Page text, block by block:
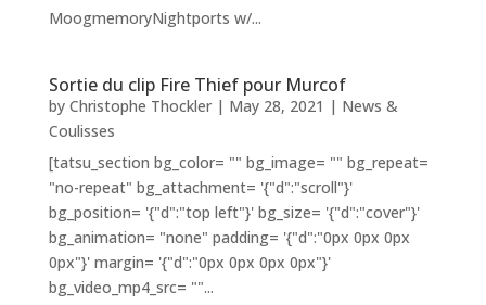
MoogmemoryNightports w/...
Sortie du clip Fire Thief pour Murcof
by Christophe Thockler| May 28, 2021 | News &
Coulisses
[tatsu_section bg_color= "" bg_image= "" bg_repeat=
"no-repeat" bg_attachment= '{"d":"scroll"}'
bg_position= '{"d":"top left"}' bg_size= '{"d":"cover"}'
bg_animation= "none" padding= '{"d":"0px 0px 0px
0px"}' margin= '{"d":"0px 0px 0px 0px"}'
bg_video_mp4_src= ""...